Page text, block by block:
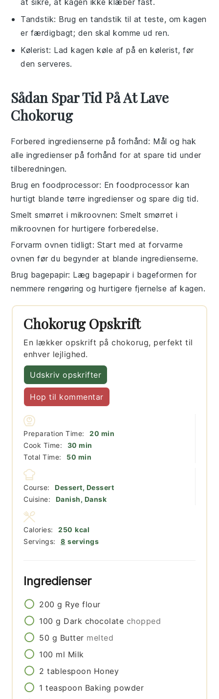
Tandstik: Brug en tandstik til at teste, om kagen
er færdigbagt; den skal komme ud ren.
Kølerist: Lad kagen køle af på en kølerist, før
den serveres.
Sådan Spar Tid På At Lave
Chokorug
Forbered ingredienserne på forhånd: Mål og hak
alle ingredienser på forhånd for at spare tid under
tilberedningen.
Brug en foodprocessor: Enfoodprocessor kan
hurtigt blande tørre ingredienser og spare dig tid.
Smelt smørret i mikroovnen: Smeltsmørret i
mikroovnen for hurtigere forberedelse.
Forvarm ovnen tidligt: Start med atforvarme
ovnen før du begynder at blandeingredienserne.
Brug bagepapir: Læg bagepapir i bageformen for
nemmere rengøring og hurtigere fjernelse af kagen.
Chokorug Opskrift
En lækker opskrift på chokorug, perfekt til
enhver lejlighed.
Udskriv opskrifter
Hop til kommentar
Preparation Time: 20 minutter
min
Cook Time:
30 minutter
min
Total Time:
50 minutter
min
Course:
Dessert, Dessert
Cuisine:
Danish, Dansk
Servings: 8 servings
Calories: 250 kcal
Ingredienser
200 g Rye flour
100 g Dark chocolate chopped
50 g Butter melted
100 ml Milk
2 tablespoon Honey
1 teaspoon Baking powder